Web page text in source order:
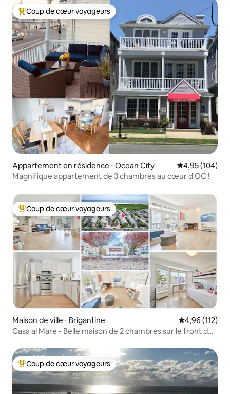
Coups de cœur voyageurs les plus appréciés
Coup de cœur voyageurs
Appartement en résidence ⋅ Ocean City Évaluation
4,95 (104)
Magnifique appartement de 3 chambres au cœur d'OC !
Coups de cœur voyageurs les plus appréciés
Coup de cœur voyageurs
Maison de ville ⋅ Brigantine Évaluation
4,96 (112)
Casa al Mare - Belle maison de 2 chambres sur le front de
Coups de cœur voyageurs les plus appréciés
Coup de cœur voyageurs